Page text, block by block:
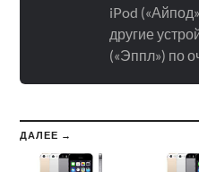
iPod
другие
(«Эппл») по
ДАЛЕЕ →